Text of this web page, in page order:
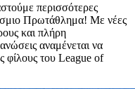
περισσότερες
Πρωτάθλημα! Με νέες
και πλήρη
αναμένεται να
φίλους του League of